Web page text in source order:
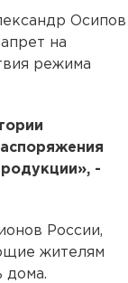
Осипов
на
режима
-
России,
жителям
дома.